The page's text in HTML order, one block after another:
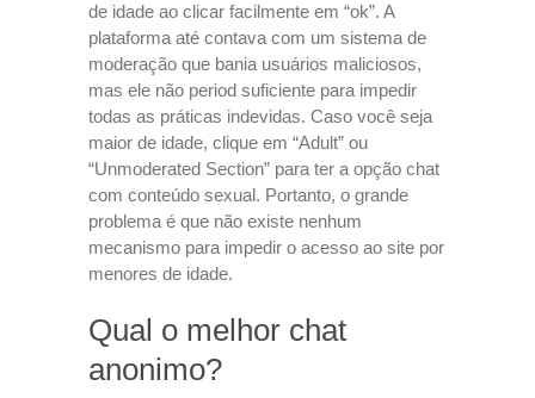
de idade ao clicar facilmente em “ok”. A
plataforma até contava com um sistema de
moderação que bania usuários maliciosos,
mas ele não period suficiente para impedir
todas as práticas indevidas. Caso você seja
maior de idade, clique em “Adult” ou
“Unmoderated Section” para ter a opção chat
com conteúdo sexual. Portanto, o grande
problema é que não existe nenhum
mecanismo para impedir o acesso ao site por
menores de idade.
Qual o melhor chat
anonimo?